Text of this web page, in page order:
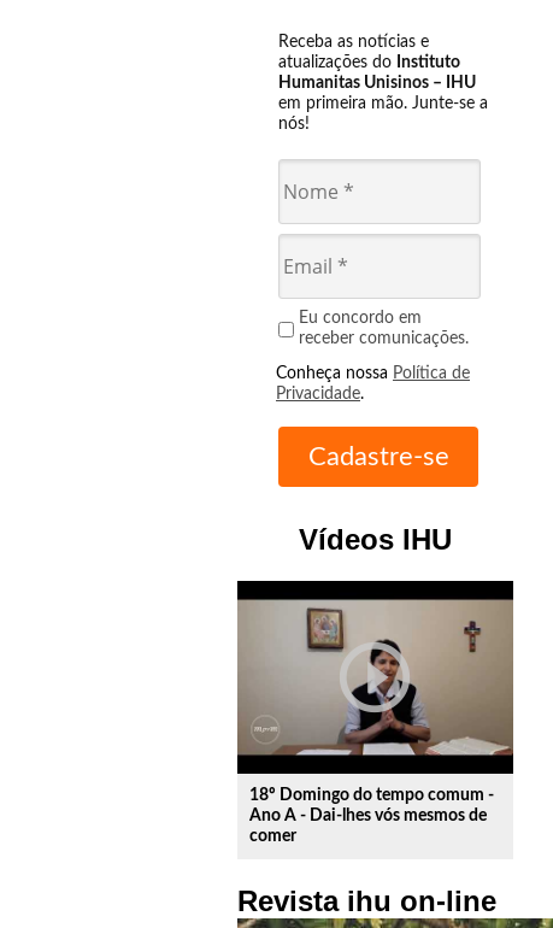
Receba as notícias e
atualizações do Instituto
Humanitas Unisinos – IHU
em primeira mão. Junte-se a
nós!
Eu concordo em
receber comunicações.
Conheça nossa Política de
Privacidade.
Vídeos IHU
play_circle_outline
18º Domingo do tempo comum -
Ano A - Dai-lhes vós mesmos de
comer
Revista ihu on-line